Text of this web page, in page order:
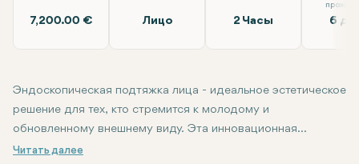
7,200.00 € Лицо 2 Часы 6
Эндоскопическая подтяжка лица - идеальное эстетическое
решение для тех, кто стремится к молодому и
обновленному внешнему виду. Эта инновационная
методика обеспечивает минимально инвазивный подход к